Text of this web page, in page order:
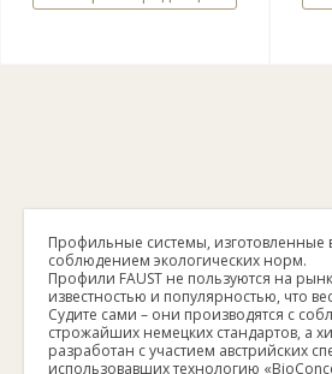
Профильные системы, изготовленные
соблюдением экологических норм.
Профили FAUST не пользуются на
известностью и популярностью, что
Судите сами – они производятся с
строжайших немецких стандартов, а
разработан с участием австрийских
использовавших технологию